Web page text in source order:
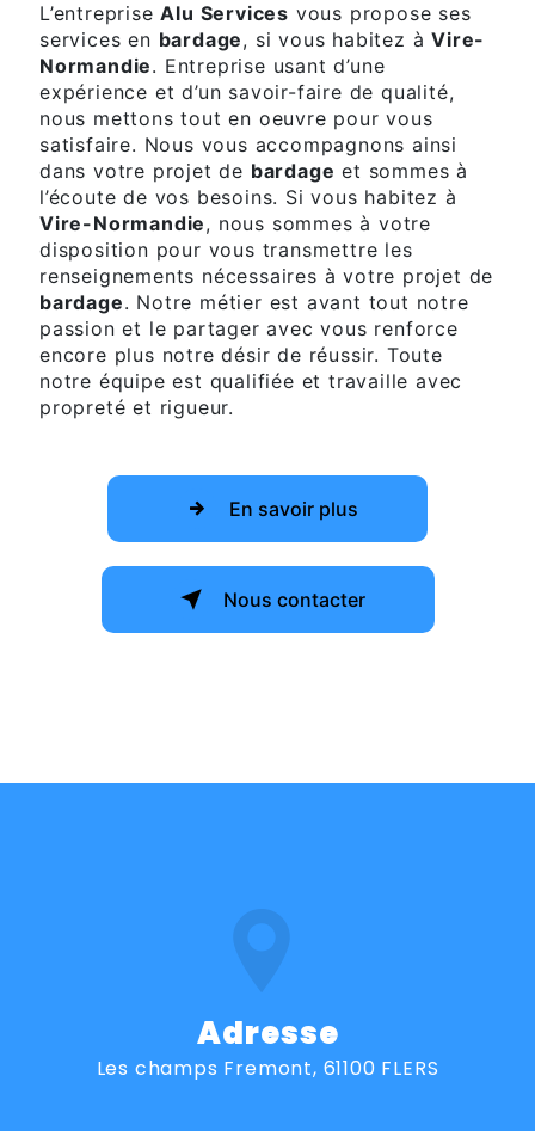
L’entrepriseAlu Services vous propose ses
services en bardage, si vous habitez àVire-
Normandie. Entreprise usant d’une
expérience et d’un savoir-faire de qualité,
nous mettons tout en oeuvre pour vous
satisfaire. Nous vous accompagnons ainsi
dans votre projet de bardage et sommes à
l’écoute de vos besoins. Si vous habitez à
Vire-Normandie, nous sommes à votre
disposition pour vous transmettre les
renseignements nécessaires à votre projet de
bardage. Notre métier est avant tout notre
passion et le partager avec vous renforce
encore plus notre désir de réussir. Toute
notre équipe est qualifiée et travaille avec
propreté et rigueur.
En savoir plus
Nous contacter
Adresse
Les champs Fremont, 61100 FLERS